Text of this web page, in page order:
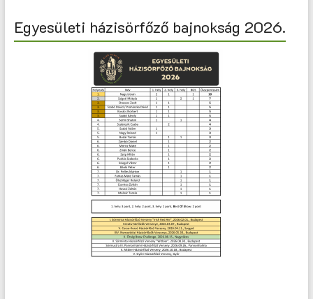
Egyesületi házisörfőző bajnokság 2026.